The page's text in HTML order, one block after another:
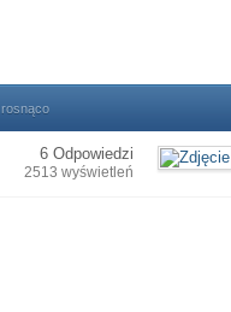
rosnąco
6 Odpowiedzi
2513 wyświetleń